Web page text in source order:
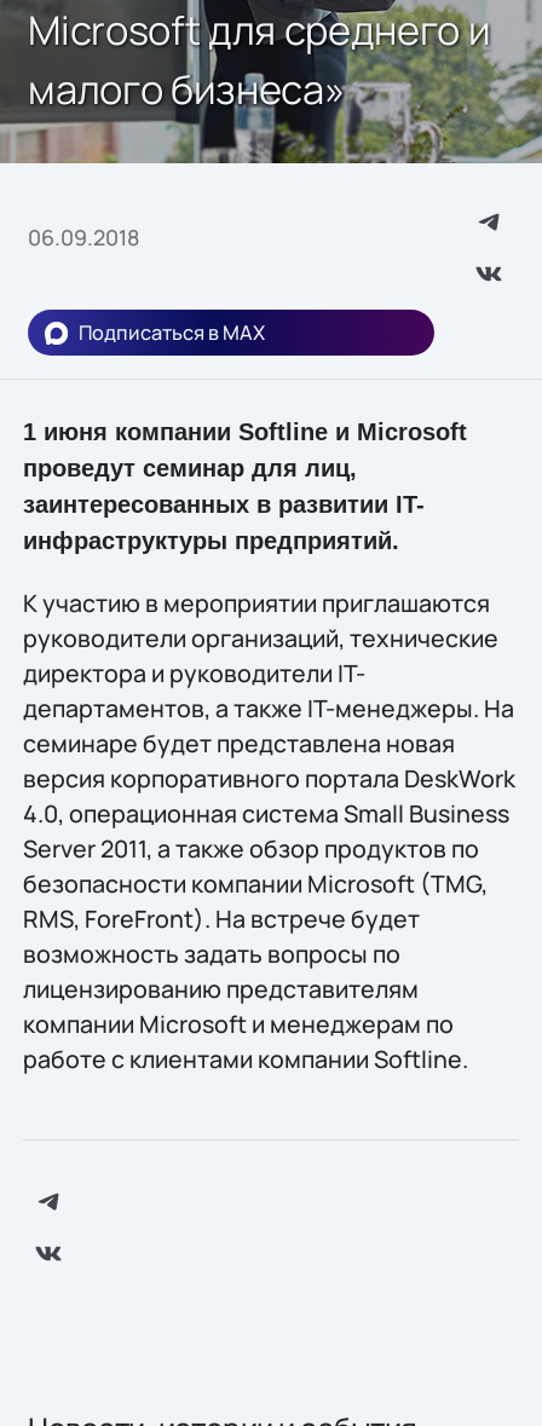
Microsoft для среднего и
малого бизнеса»
06.09.2018
Подписаться в MAX
1 июня компании Softline и Microsoft
проведут семинар для лиц,
заинтересованных в развитии IT-
инфраструктуры предприятий.
К участию в мероприятии приглашаются
руководители организаций, технические
директора и руководители IT-
департаментов, а также IT-менеджеры. На
семинаре будет представлена новая
версия корпоративного портала DeskWork
4.0, операционная система Small Business
Server 2011, а также обзор продуктов по
безопасности компании Microsoft (TMG,
RMS, ForeFront). На встрече будет
возможность задать вопросы по
лицензированию представителям
компании Microsoft и менеджерам по
работе с клиентами компании Softline.